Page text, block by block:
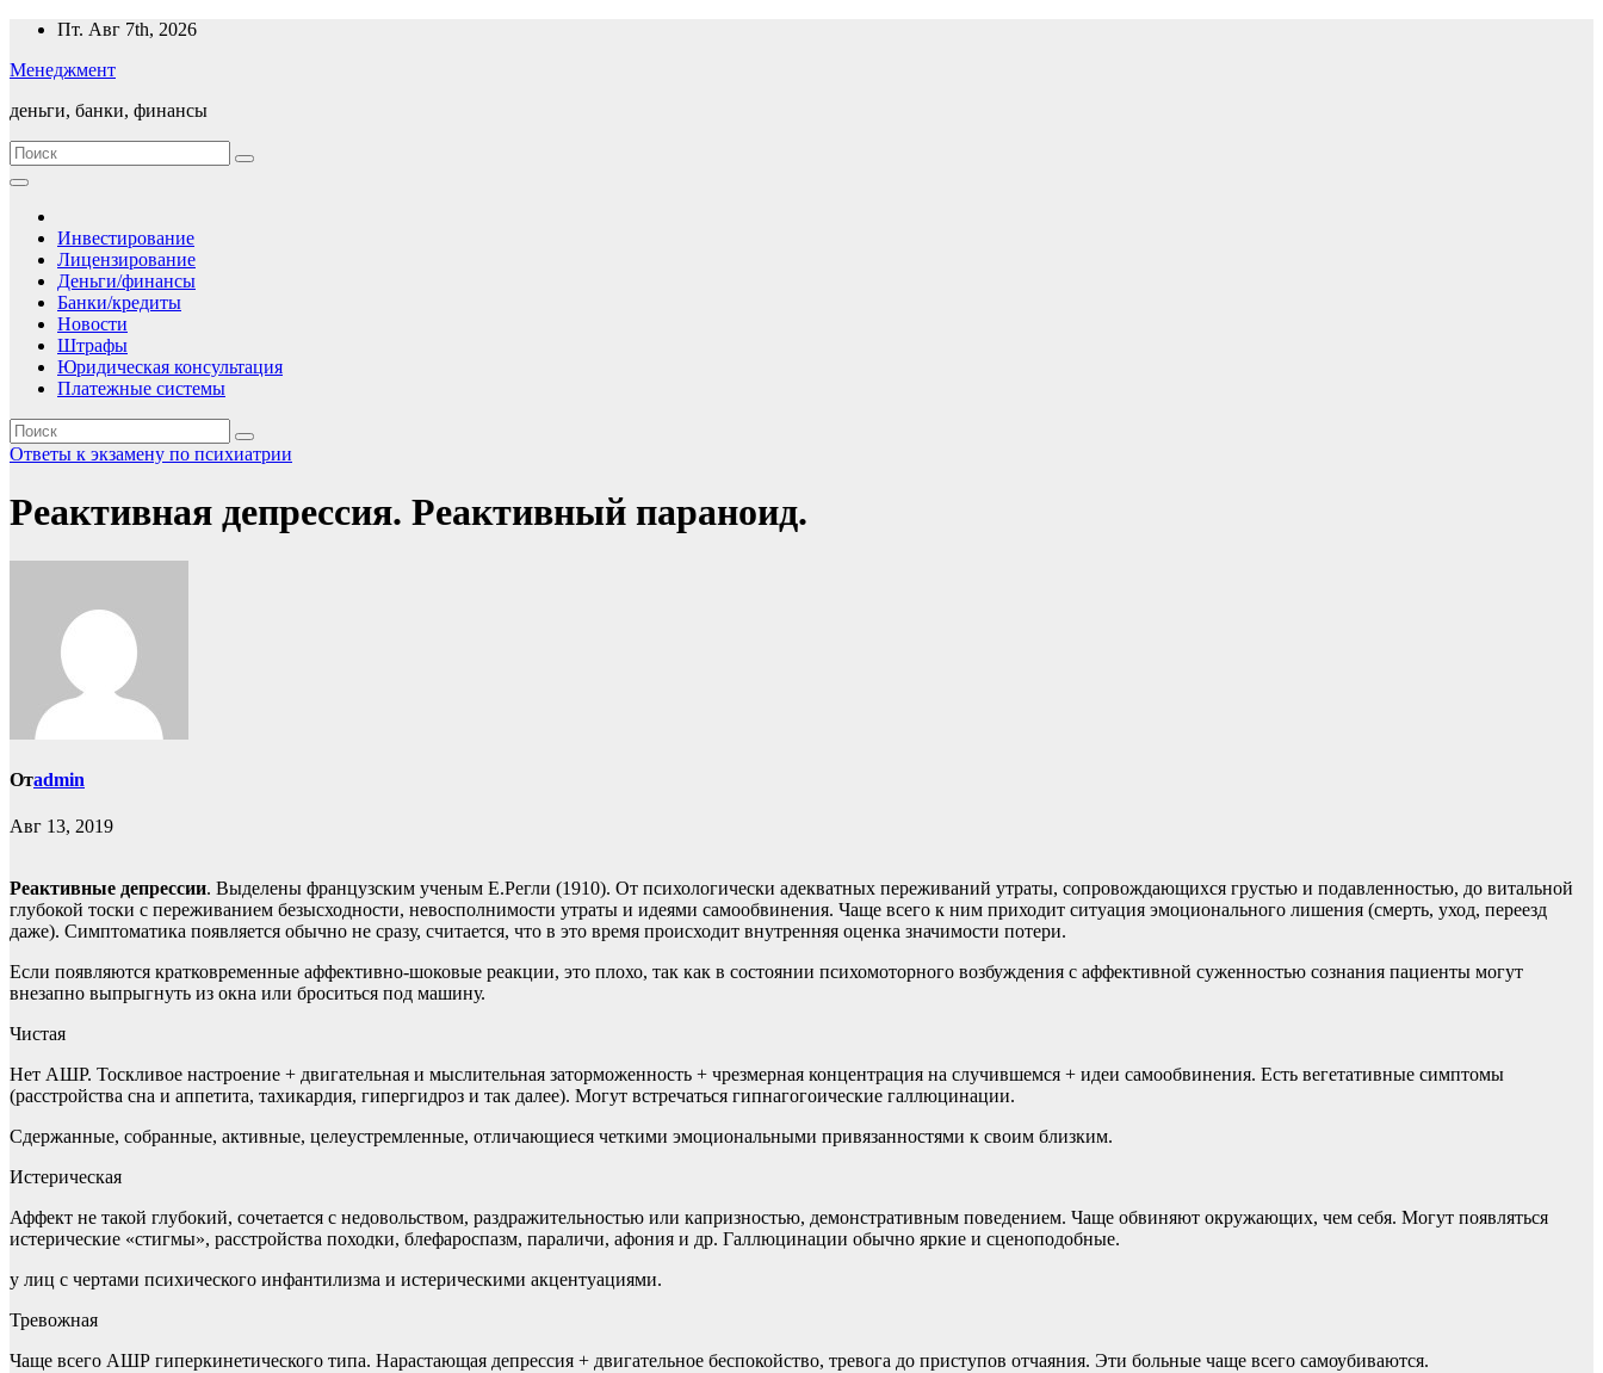
Перейти
содержимому
Пт. Авг 7th, 2026
Менеджмент
деньги, банки, финансы
Инвестирование
Лицензирование
Деньги/финансы
Банки/кредиты
Новости
Штрафы
Юридическая консультация
Платежные системы
Ответы к экзамену по психиатрии
Реактивная депрессия. Реактивный параноид.
Отadmin
Авг 13, 2019
Реактивные депрессии. Выделены французским ученым Е.Регли (1910). От психологически адекватных переживаний утраты, сопровождающихся грустью и подавленностью, до витальной
глубокой тоски с переживанием безысходности, невосполнимости утраты и идеями самообвинения. Чаще всего к ним приходит ситуация эмоционального лишения (смерть, уход, переезд
даже). Симптоматика появляется обычно не сразу, считается, что в это время происходит внутренняя оценка значимости потери.
Если появляются кратковременные аффективно-шоковые реакции, это плохо, так как в состоянии психомоторного возбуждения с аффективной суженностью сознания пациенты могут
внезапно выпрыгнуть из окна или броситься под машину.
Чистая
Нет АШР. Тоскливое настроение + двигательная и мыслительная заторможенность + чрезмерная концентрация на случившемся + идеи самообвинения. Есть вегетативные симптомы
(расстройства сна и аппетита, тахикардия, гипергидроз и так далее). Могут встречаться гипнагогоические галлюцинации.
Сдержанные, собранные, активные, целеустремленные, отличающиеся четкими эмоциональными привязанностями к своим близким.
Истерическая
Аффект не такой глубокий, сочетается с недовольством, раздражительностью или капризностью, демонстративным поведением. Чаще обвиняют окружающих, чем себя. Могут появляться
истерические «стигмы», расстройства походки, блефароспазм, параличи, афония и др. Галлюцинации обычно яркие и сценоподобные.
у лиц с чертами психического инфантилизма и истерическими акцентуациями.
Тревожная
Чаще всего АШР гиперкинетического типа. Нарастающая депрессия + двигательное беспокойство, тревога до приступов отчаяния. Эти больные чаще всего самоубиваются.